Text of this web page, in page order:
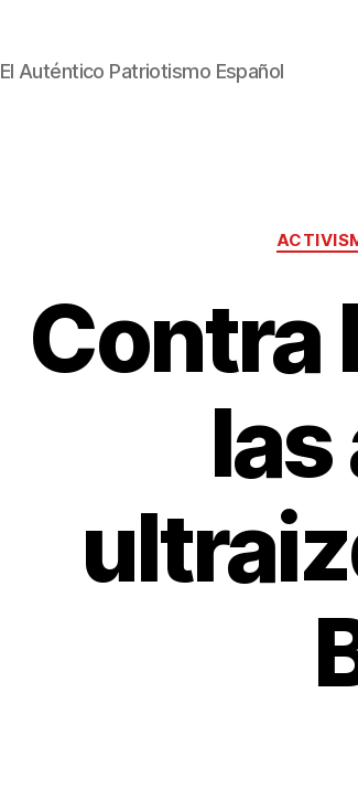
El Auténtico Patriotismo Español
Contra